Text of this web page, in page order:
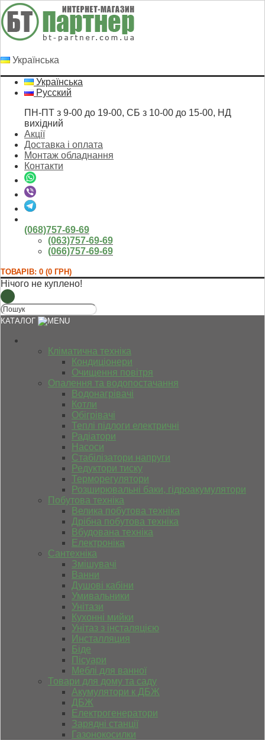
Українська
Українська
Русский
ПН-ПТ з 9-00 до 19-00, СБ з 10-00 до 15-00, НД
вихідний
Акції
Доставка і оплата
Монтаж обладнання
Контакти
(068)757-69-69
(063)757-69-69
(066)757-69-69
ТОВАРІВ: 0 (0 ГРН)
Нічого не куплено!
КАТАЛОГ
Кліматична техніка
Кондиціонери
Очищення повітря
Опалення та водопостачання
Водонагрівачі
Котли
Обігрівачі
Теплі підлоги електричні
Радіатори
Насоси
Стабілізатори напруги
Редуктори тиску
Терморегулятори
Розширювальні баки, гідроакумулятори
Побутова техніка
Велика побутова техніка
Дрібна побутова техніка
Вбудована техніка
Електроніка
Сантехніка
Змішувачі
Ванни
Душові кабіни
Умивальники
Унітази
Кухонні мийки
Унітаз з інсталяцією
Инсталляция
Біде
Пісуари
Меблі для ванної
Товари для дому та саду
Акумулятори к ДБЖ
ДБЖ
Електрогенератори
Зарядні станції
Газонокосилки